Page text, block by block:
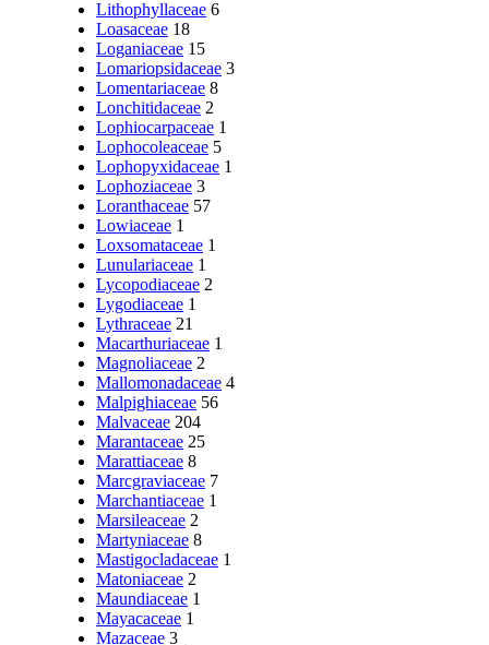
Lithophyllaceae 6
Loasaceae 18
Loganiaceae 15
Lomariopsidaceae 3
Lomentariaceae 8
Lonchitidaceae 2
Lophiocarpaceae 1
Lophocoleaceae 5
Lophopyxidaceae 1
Lophoziaceae 3
Loranthaceae 57
Lowiaceae 1
Loxsomataceae 1
Lunulariaceae 1
Lycopodiaceae 2
Lygodiaceae 1
Lythraceae 21
Macarthuriaceae 1
Magnoliaceae 2
Mallomonadaceae 4
Malpighiaceae 56
Malvaceae 204
Marantaceae 25
Marattiaceae 8
Marcgraviaceae 7
Marchantiaceae 1
Marsileaceae 2
Martyniaceae 8
Mastigocladaceae 1
Matoniaceae 2
Maundiaceae 1
Mayacaceae 1
Mazaceae 3